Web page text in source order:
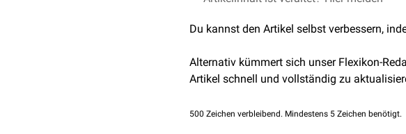
Du kannst den Artikel selbst verbessern,
Alternativ kümmert sich unser Flexikon-
Artikel schnell und vollständig zu
500 Zeichen verbleibend. Mindestens 5 Zeichen benötigt.